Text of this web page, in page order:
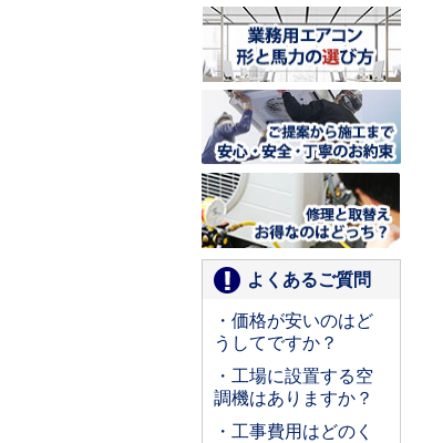
よくあるご質問
・価格が安いのはど
うしてですか？
・工場に設置する空
調機はありますか？
・工事費用はどのく